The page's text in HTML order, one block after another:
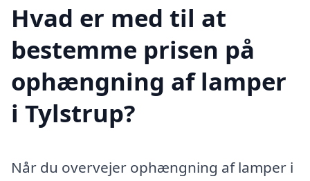
Hvad er med til at
bestemme prisen på
ophængning af lamper
i Tylstrup?
Når du overvejer ophængning af lamper i